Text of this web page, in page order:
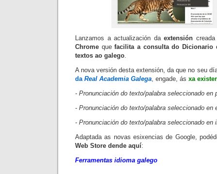
Lanzamos a actualización daextensión
Chrome quefacilita a consulta do Dicionario
textos ao galego.
A nova versión desta extensión, da que no seu
da Real Academia Galega, engade, ás xa
- Pronunciación do texto/palabra seleccionado en
- Pronunciación do texto/palabra seleccionado en
- Pronunciación do texto/palabra seleccionado en
Adaptada as novas esixencias de Google,
Web Store dende aquí:
Ferramentas idioma galego